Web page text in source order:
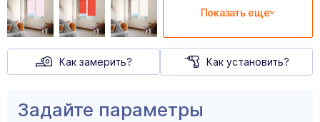
Показать еще
Как замерить? Как установить?
Задайте параметры